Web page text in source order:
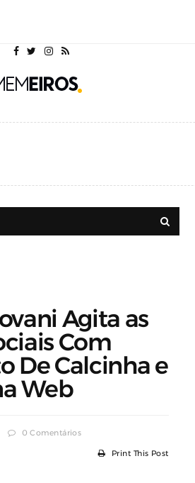
Agita as
Com
De Calcinha e
Web
0 Comentários
Print This Post